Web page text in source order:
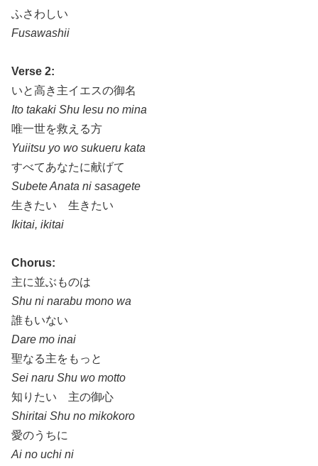
ふさわしい
Fusawashii
Verse 2:
いと高き主イエスの御名
Ito takaki Shu Iesu no mina
唯一世を救える方
Yuiitsu yo wo sukueru kata
すべてあなたに献げて
Subete Anata ni sasagete
生きたい 生きたい
Ikitai, ikitai
Chorus:
主に並ぶものは
Shu ni narabu mono wa
誰もいない
Dare mo inai
聖なる主をもっと
Sei naru Shu wo motto
知りたい 主の御心
Shiritai Shu no mikokoro
愛のうちに
Ai no uchi ni